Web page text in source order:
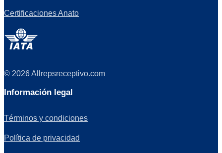
Certificaciones Anato
© 2026 Allrepsreceptivo.com
Información legal
Términos y condiciones
Política de privacidad